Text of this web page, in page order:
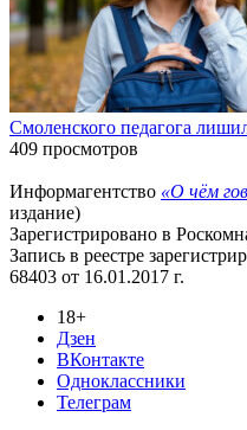
Смоленского педагога
409 просмотров
Информагентство «О чём
издание)
Зарегистрировано в
Запись в реестре
68403 от 16.01.2017 г.
18+
Дзен
ВКонтакте
Одноклассники
Телеграм